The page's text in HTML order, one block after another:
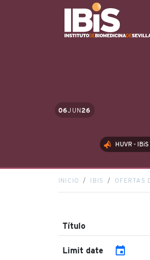
06JUN26
HUVR -
INICIO IBIS OFERTAS
Título
Limit date event